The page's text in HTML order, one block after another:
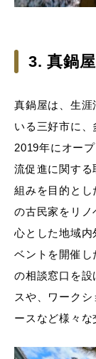
3. 真鍋屋
真鍋屋は、生
いる三好市に
2019年にオー
流促進に関する
組みを目的とし
の古民家をリノ
心とした地域内
ベントを開催
の相談窓口を設
スや、ワーク
ースなど様々な